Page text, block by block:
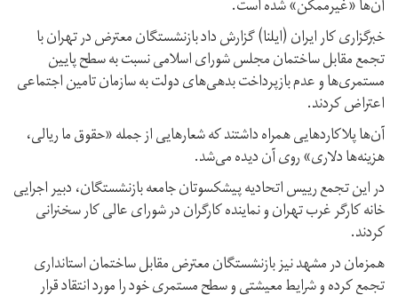
آن‌ها «غیرممکن» شده است.
خبرگزاری کار ایران (ایلنا) گزارش داد بازنشستگان معترض در تهران با
تجمع مقابل ساختمان مجلس شورای اسلامی نسبت به سطح پایین
مستمری‌ها و عدم بازپرداخت بدهی‌های دولت به سازمان تامین اجتماعی
اعتراض کردند.
آن‌ها پلاکاردهایی همراه داشتند که شعارهایی از جمله «حقوق ما ریالی،
هزینه‌ها دلاری» روی آن دیده می‌شد.
در این تجمع رییس اتحادیه پیشکسوتان جامعه بازنشستگان، دبیر اجرایی
خانه کارگر غرب تهران و نماینده کارگران در شورای عالی کار سخنرانی
کردند.
همزمان در مشهد نیز بازنشستگان معترض مقابل ساختمان استانداری
تجمع کرده و شرایط معیشتی و سطح مستمری خود را مورد انتقاد قرار